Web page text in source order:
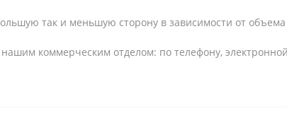
так и меньшую сторону в зависимости от
коммерческим отделом: по телефону,